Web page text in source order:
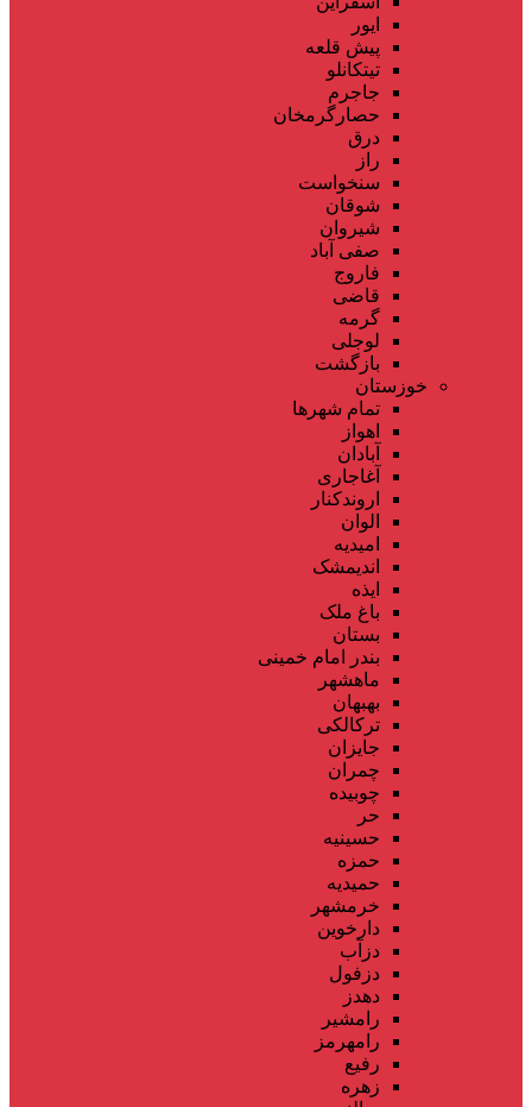
ایور
پیش قلعه
تیتکانلو
جاجرم
حصارگرمخان
درق
راز
سنخواست
شوقان
شیروان
صفی آباد
فاروج
قاضی
گرمه
لوجلی
بازگشت
خوزستان
تمام شهر‌ها
اهواز
آبادان
آغاجاری
اروندکنار
الوان
امیدیه
اندیمشک
ایذه
باغ ملک
بستان
بندر امام خمینی
ماهشهر
بهبهان
ترکالکی
جایزان
چمران
چوبیده
حر
حسینیه
حمزه
حمیدیه
خرمشهر
دارخوین
دزآب
دزفول
دهدز
رامشیر
رامهرمز
رفیع
زهره